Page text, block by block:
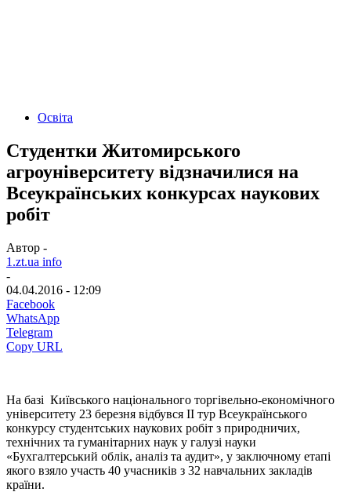
Освіта
Студентки Житомирського
агроуніверситету відзначилися на
Всеукраїнських конкурсах наукових
робіт
Автор -
1.zt.ua info
-
04.04.2016 - 12:09
Facebook
WhatsApp
Telegram
Copy URL
На базі Київського національного торгівельно-економічного
університету 23 березня відбувся ІІ тур Всеукраїнського
конкурсу студентських наукових робіт з природничих,
технічних та гуманітарних наук у галузі науки
«Бухгалтерський облік, аналіз та аудит», у заключному етапі
якого взяло участь 40 учасників з 32 навчальних закладів
країни.